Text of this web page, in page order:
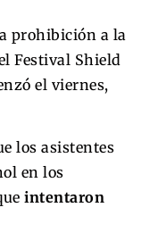
prohibición a la
Festival Shield
el viernes,
los asistentes
en los
intentaron